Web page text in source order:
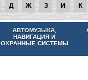
Д Ж З И К
АВТОМУЗЫКА,
НАВИГАЦИЯ И
ОХРАННЫЕ СИСТЕМЫ